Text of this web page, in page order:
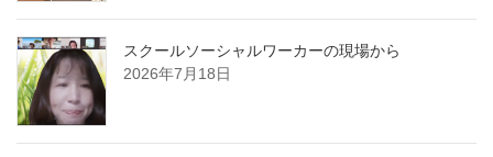
スクールソーシャルワーカーの現場から
2026年7月18日